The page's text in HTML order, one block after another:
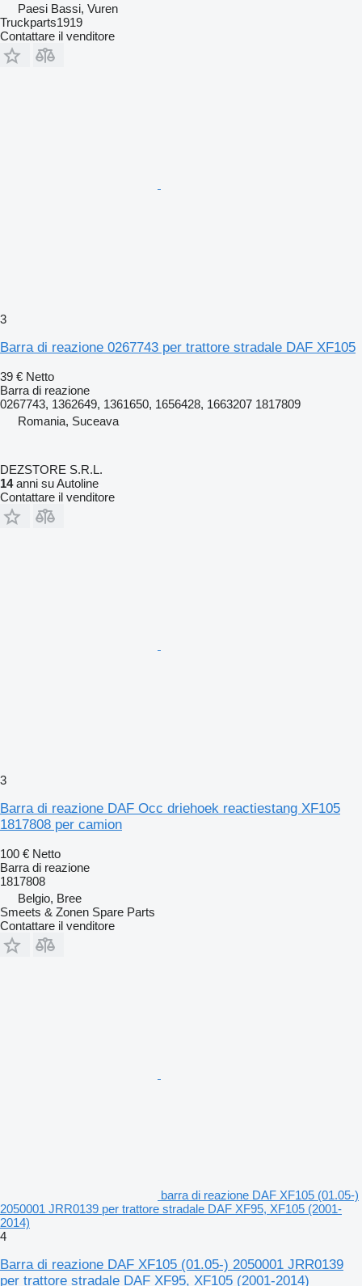
Paesi Bassi, Vuren
Truckparts1919
Contattare il venditore
3
Barra di reazione 0267743 per trattore stradale DAF XF105
39 € Netto
Barra di reazione
0267743, 1362649, 1361650, 1656428, 1663207 1817809
Romania, Suceava
DEZSTORE S.R.L.
14anni su Autoline
Contattare il venditore
3
Barra di reazione DAF Occ driehoek reactiestang XF105
1817808 per camion
100 € Netto
Barra di reazione
1817808
Belgio, Bree
Smeets & Zonen Spare Parts
Contattare il venditore
barra di reazione DAF XF105 (01.05-)
2050001 JRR0139 per trattore stradale DAF XF95, XF105 (2001-
2014)
4
Barra di reazione DAF XF105 (01.05-) 2050001 JRR0139
per trattore stradale DAF XF95, XF105 (2001-2014)